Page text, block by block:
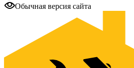
Обычная версия сайта